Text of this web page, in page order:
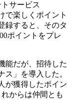
サービス
で楽しくポイント
録すると、そのタ
ポイントをプレ
能だが、招待した
」を導入した。
が獲得したポイン
からは仲間とも